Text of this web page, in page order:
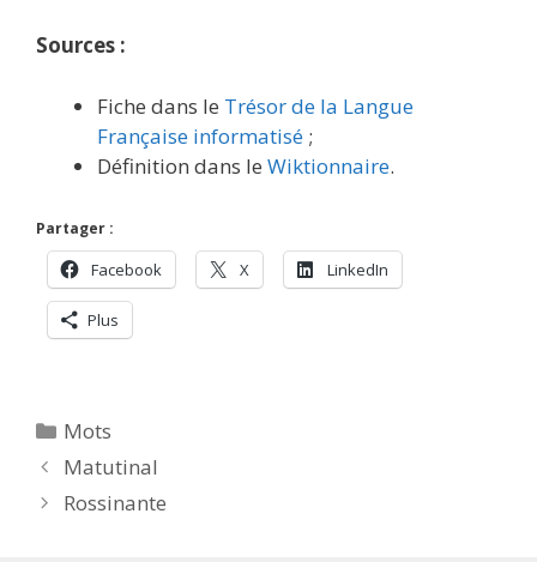
Sources :
Fiche dans le Trésor de la Langue
Française informatisé ;
Définition dans le Wiktionnaire.
Partager :
Facebook X LinkedIn
Plus
Catégories
Mots
Matutinal
Rossinante